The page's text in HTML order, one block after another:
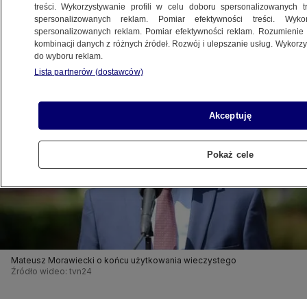
30.06.2018, 15:20
Udostępnij
Mateusz Morawiecki o końcu użytkowania wieczystego
Źródło wideo: tvn24
treści. Wykorzystywanie profili w celu doboru spersonalizowanych
spersonalizowanych reklam. Pomiar efektywności treści.
spersonalizowanych reklam. Pomiar efektywności reklam.
kombinacji danych z różnych źródeł. Rozwój i ulepszanie usług.
do wyboru reklam.
Lista partnerów (dostawców)
Akceptuję
Pokaż cele